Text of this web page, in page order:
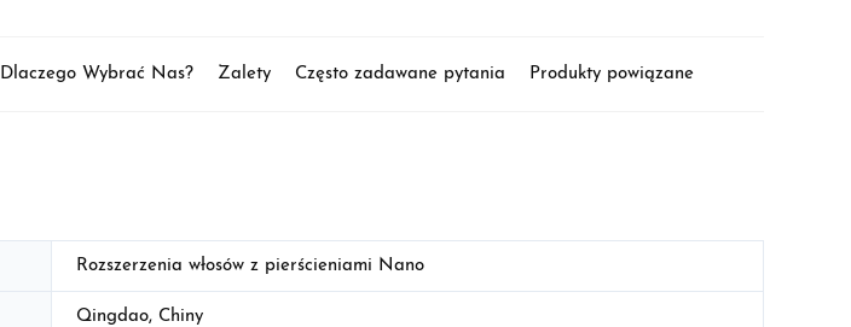
Dlaczego Wybrać Nas? Zalety Często zadawane pytania Produkty powiązane
Rozszerzenia włosów z pierścieniami Nano
Qingdao, Chiny